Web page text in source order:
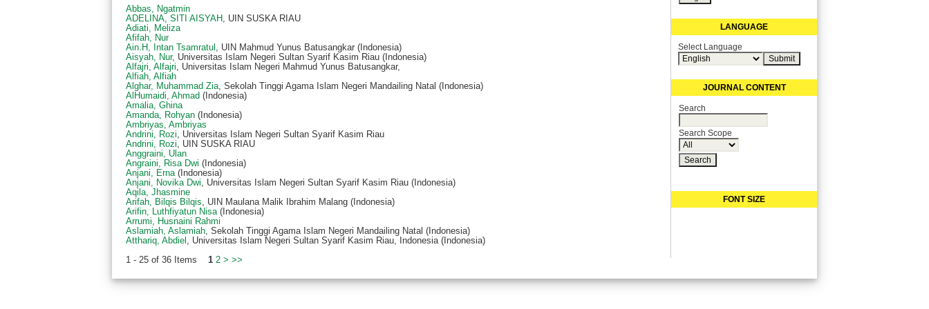
LANGUAGE
Select Language
JOURNAL CONTENT
Search
Search Scope
FONT SIZE
Abbas, Ngatmin
ADELINA, SITI AISYAH , UIN SUSKA RIAU
Adiati, Meliza
Afifah, Nur
Ain.H, Intan Tsamratul
, UIN Mahmud Yunus Batusangkar (Indonesia)
Aisyah, Nur, Universitas Islam Negeri Sultan Syarif Kasim Riau (Indonesia)
Alfajri, Alfajri , Universitas Islam Negeri Mahmud Yunus Batusangkar,
Alfiah, Alfiah
Alghar, Muhammad Zia , Sekolah Tinggi Agama Islam Negeri Mandailing Natal (Indonesia)
AlHumaidi, Ahmad (Indonesia)
Amalia, Ghina
Amanda, Rohyan (Indonesia)
Ambriyas, Ambriyas
Andrini, Rozi , Universitas Islam Negeri Sultan Syarif Kasim Riau
Andrini, Rozi , UIN SUSKA RIAU
Anggraini, Ulan
Angraini, Risa Dwi (Indonesia)
Anjani, Erna (Indonesia)
Anjani, Novika Dwi , Universitas Islam Negeri Sultan Syarif Kasim Riau (Indonesia)
Aqila, Jhasmine
Arifah, Bilqis Bilqis , UIN Maulana Malik Ibrahim Malang (Indonesia)
Arifin, Luthfiyatun Nisa (Indonesia)
Arrumi, Husnaini Rahmi
Aslamiah, Aslamiah , Sekolah Tinggi Agama Islam Negeri Mandailing Natal (Indonesia)
Atthariq, Abdiel
, Universitas Islam Negeri Sultan Syarif Kasim Riau, Indonesia (Indonesia)
1 - 25 of 36 Items 1 2 > >>